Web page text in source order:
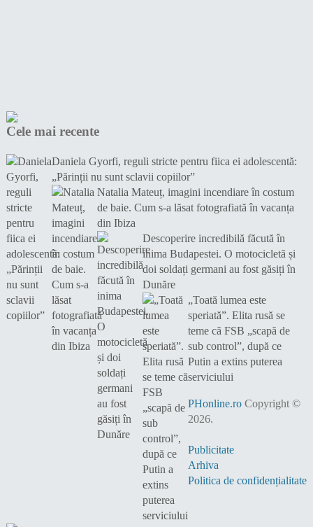
Cele mai recente
Daniela Gyorfi, reguli stricte pentru fiica ei adolescentă:
„Părinții nu sunt sclavii copiilor”
Natalia Mateuț, imagini incendiare în costum
de baie. Cum s-a lăsat fotografiată în vacanța
din Ibiza
Descoperire incredibilă făcută în
inima Budapestei. O motocicletă și
doi soldați germani au fost găsiți în
Dunăre
„Toată lumea este
speriată”. Elita rusă se
teme că FSB „scapă de
sub control”, după ce
Putin a extins puterea
serviciului
PHonline.roCopyright ©
2026.
Publicitate
Arhiva
Politica de confidențialitate